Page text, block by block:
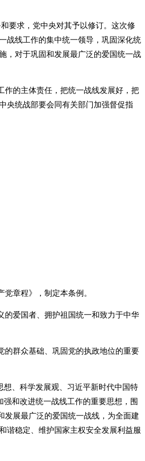
要求，党中央对其予以修订。这次修
战线工作的集中统一领导，巩固深化统
，对于巩固和发展最广泛的爱国统一战
作的主体责任，把统一战线发展好，把
央统战部要会同有关部门加强督促指
章程》，制定本条例。
爱国者、拥护祖国统一和致力于中华
的群众基础、巩固党的执政地位的重要
、科学发展观、习近平新时代中国特
和改进统一战线工作的重要思想，围
发展最广泛的爱国统一战线，为全面建
谐稳定、维护国家主权安全发展利益服